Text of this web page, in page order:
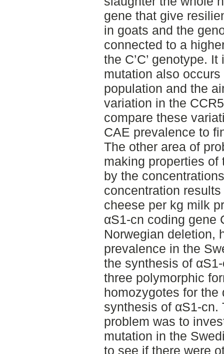
gene that give
in goats and the
connected to a
the C’C’ genotype.
mutation also
population and the
variation in the
compare these
CAE prevalence to
The other area of
making properties
by the
concentration
cheese per kg milk
αS1-cn coding gene
Norwegian deletion,
prevalence in the
the synthesis of
three polymorphic
homozygotes for the
synthesis of αS1-cn.
problem was to
mutation in the
to see if there were